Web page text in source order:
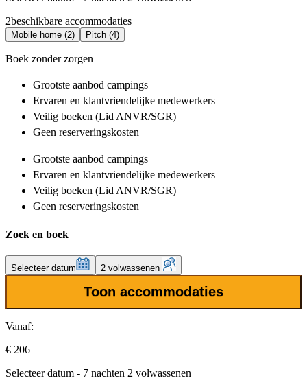
2beschikbare accommodaties
Mobile home (2) Pitch (4)
Boek zonder zorgen
Grootste aanbod campings
Ervaren en klantvriendelijke medewerkers
Veilig boeken (Lid ANVR/SGR)
Geen reserveringskosten
Grootste aanbod campings
Ervaren en klantvriendelijke medewerkers
Veilig boeken (Lid ANVR/SGR)
Geen reserveringskosten
Zoek en boek
Selecteer datum 2 volwassenen
Toon accommodaties
Vanaf:
€ 206
Selecteer datum - 7 nachten 2 volwassenen